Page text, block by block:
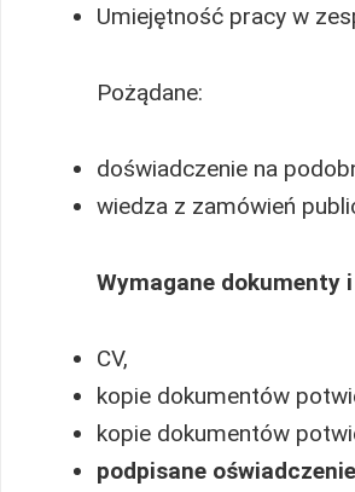
Umiejętność pracy w
Pożądane:
doświadczenie na
wiedza z zamówień
Wymagane dokumenty
CV,
kopie dokumentów
kopie dokumentów
podpisane oświadczenie